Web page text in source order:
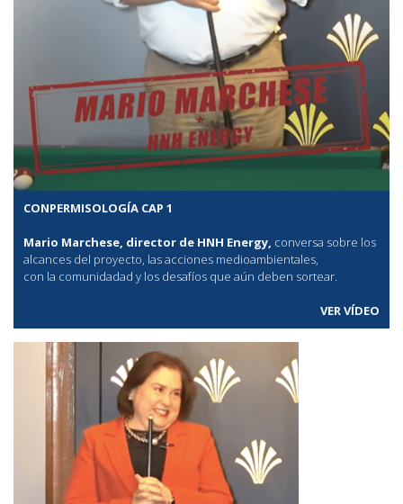
CONPERMISOLOGÍA CAP 1
Mario Marchese, director de HNH Energy, conversa sobre los
alcances del proyecto, las acciones medioambientales,
con la comunidadad y los desafíos que aún deben sortear.
VER VÍDEO